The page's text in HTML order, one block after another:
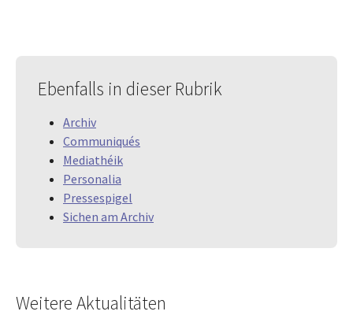
Ebenfalls in dieser Rubrik
Archiv
Communiqués
Mediathéik
Personalia
Pressespigel
Sichen am Archiv
Weitere Aktualitäten